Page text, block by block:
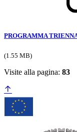
PROGRAMMA
(1.55 MB)
Visite alla pagina: 83